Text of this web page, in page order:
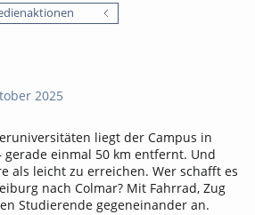
2025
liegt der Campus in
gerade einmal 50 km entfernt. Und
als leicht zu erreichen. Wer schafft es
nach Colmar? Mit Fahrrad, Zug
Studierende gegeneinander an.